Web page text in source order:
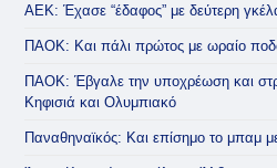
ΑΕΚ: Έχασε “έδαφος” με δεύτερη
ΠΑΟΚ: Και πάλι πρώτος με ωραίο
ΠΑΟΚ: Έβγαλε την υποχρέωση και
Κηφισιά και Ολυμπιακό
Παναθηναϊκός: Και επίσημο το μπαμ με